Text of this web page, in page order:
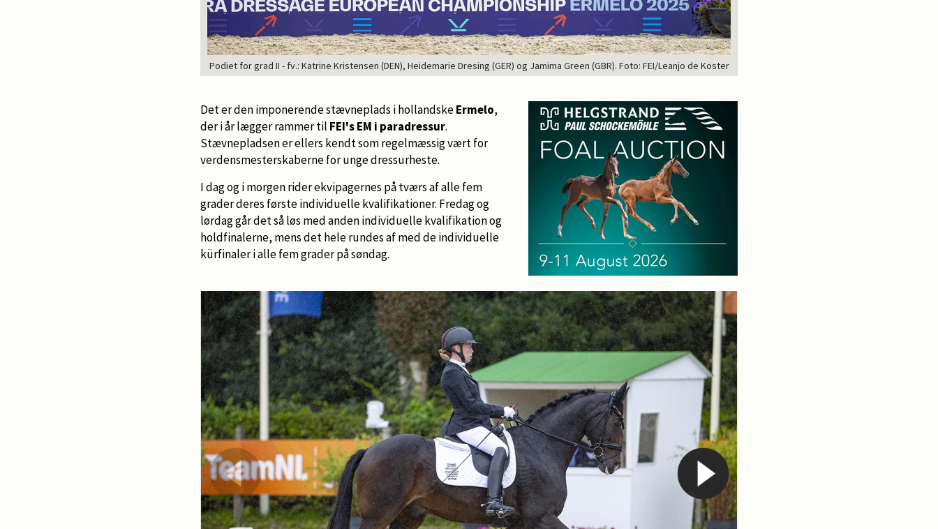
Podiet for grad II - fv.: Katrine Kristensen (DEN), Heidemarie Dresing (GER) og Jamima Green (GBR). Foto: FEI/Leanjo de Koster
Det er den imponerende stævneplads i hollandskeErmelo,
der i år lægger rammer til FEI's EM i paradressur.
Stævnepladsen er ellers kendt som regelmæssig vært for
verdensmesterskaberne for unge dressurheste.
I dag og i morgen rider ekvipagernes på tværs af alle fem
grader deres første individuelle kvalifikationer. Fredag og
lørdag går det så løs med anden individuelle kvalifikation og
holdfinalerne, mens det hele rundes af med de individuelle
kürfinaler i alle fem grader på søndag.